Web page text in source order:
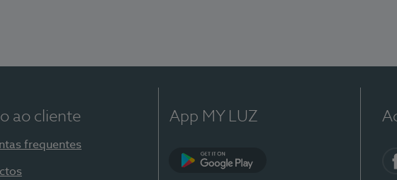
ao cliente
frequentes
App MY LUZ